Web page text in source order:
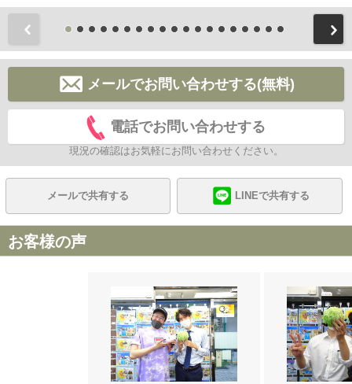
メールでお問い合わせする(無料)
電話でお問い合わせする
現況の確認はお気軽にお問い合わせください。
メールで共有する LINEで共有する
お客様の声